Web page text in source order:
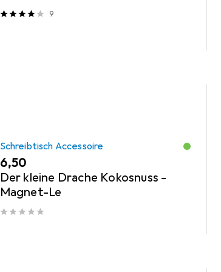
9
Schreibtisch Accessoire
EUR
6,50
Der kleine Drache Kokosnuss -
Magnet-Le